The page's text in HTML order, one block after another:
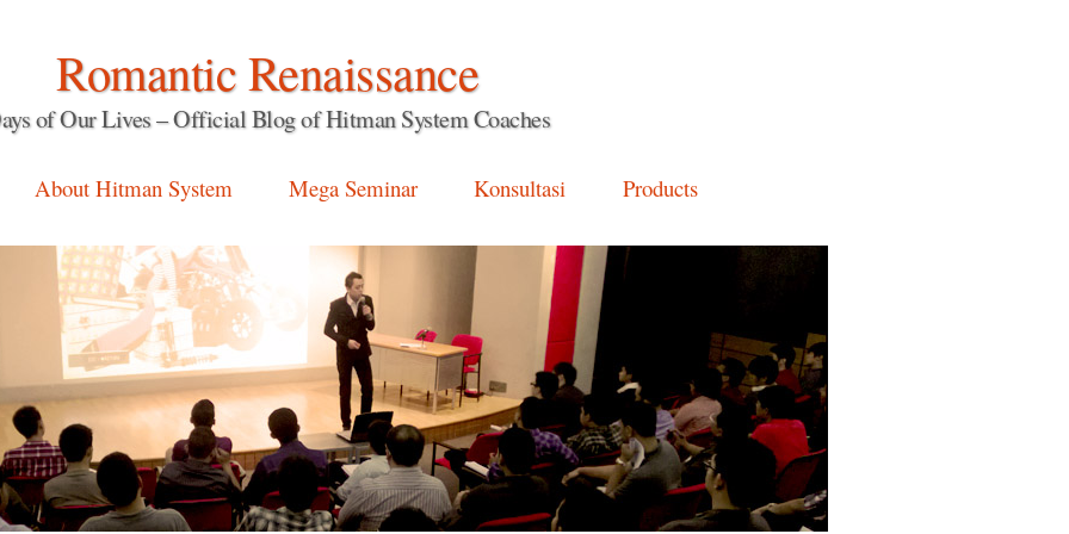
Romantic Renaissance
of Our Lives – Official Blog of Hitman System Coaches
About Hitman System Mega Seminar Konsultasi Products